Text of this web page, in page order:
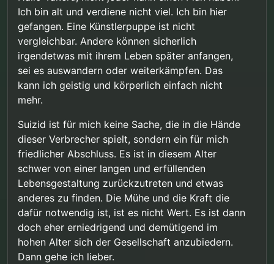
anders ausfällt.
Für mich ist Suizid kein Thema, schon allein
deswegen weil den gefallen werde ich diesen
Verbrechern definitv nicht geben. Die sollen
werden. Hast du mal überlegt ob nicht noch
legale Puppen, also ohne Öffnungen wenigstens
etwas besserung bringen würden?
Ich bin alt und verdiene nicht viel. Ich bin hier
gefangen. Eine Künstlerpuppe ist nicht
vergleichbar. Andere können sicherlich
irgendetwas mit ihrem Leben später anfangen,
sei es auswandern oder weiterkämpfen. Das
kann ich geistig und körperlich einfach nicht
mehr.
Suizid ist für mich keine Sache, die in die Hände
dieser Verbrecher spielt, sondern ein für mich
friedlicher Abschluss. Es ist in diesem Alter
schwer von einer langen und erfüllenden
Lebensgestaltung zurückzutreten und etwas
anderes zu finden. Die Mühe und die Kraft die
dafür notwendig ist, ist es nicht Wert. Es ist dann
doch eher erniedrigend und demütigend im
hohen Alter sich der Gesellschaft anzubiedern.
Dann gehe ich lieber.